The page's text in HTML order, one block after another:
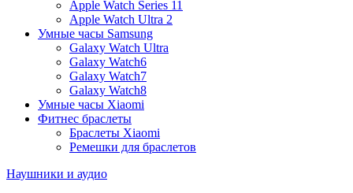
Apple Watch Series 11
Apple Watch Ultra 2
Умные часы Samsung
Galaxy Watch Ultra
Galaxy Watch6
Galaxy Watch7
Galaxy Watch8
Умные часы Xiaomi
Фитнес браслеты
Браслеты Xiaomi
Ремешки для браслетов
Наушники и аудио